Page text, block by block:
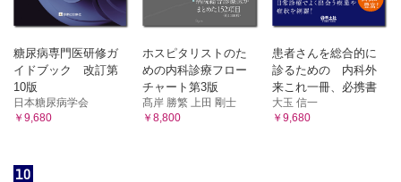
糖尿病専門医研修ガ
イドブック 改訂第
10版
日本糖尿病学会
￥9,680
ホスピタリストのた
めの内科診療フロー
チャート第3版
髙岸 勝繁 上田 剛士
￥8,800
患者さんを総合的に
診るための 内科外
来これ一冊、必携書
大玉 信一
￥9,680
10